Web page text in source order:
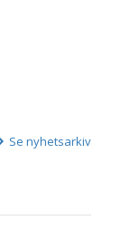
Se nyhetsarkiv